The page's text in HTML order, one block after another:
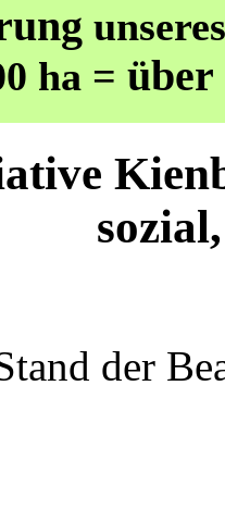
ha = über
der